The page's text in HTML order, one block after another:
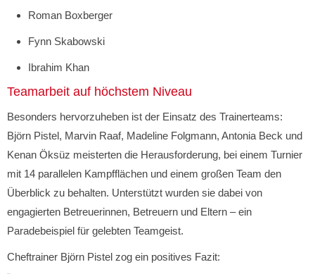
Roman Boxberger
Fynn Skabowski
Ibrahim Khan
Teamarbeit auf höchstem Niveau
Besonders hervorzuheben ist der Einsatz des Trainerteams:
Björn Pistel, Marvin Raaf, Madeline Folgmann, Antonia Beck und
Kenan Öksüz meisterten die Herausforderung, bei einem Turnier
mit 14 parallelen Kampfflächen und einem großen Team den
Überblick zu behalten. Unterstützt wurden sie dabei von
engagierten Betreuerinnen, Betreuern und Eltern – ein
Paradebeispiel für gelebten Teamgeist.
Cheftrainer Björn Pistel zog ein positives Fazit: